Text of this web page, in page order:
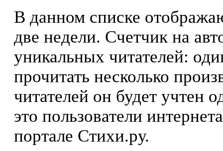
В данном списке
две недели. Счетчик на
уникальных читателей:
прочитать несколько
читателей он будет учтен
это пользователи
портале Стихи.ру.